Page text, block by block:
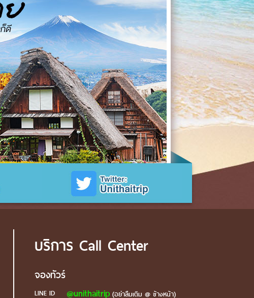
บริการ Call Center
จองทัวร์
LINE ID @unithaitrip(อย่าลืมเติม @ ข้างหน้า)